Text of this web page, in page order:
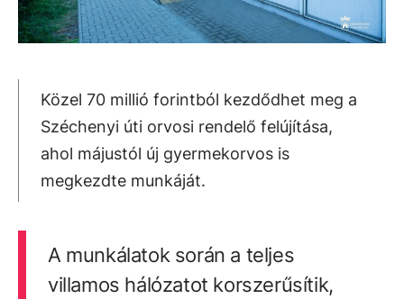
Közel 70 millió forintból kezdődhet meg a
Széchenyi úti orvosi rendelő felújítása,
ahol májustól új gyermekorvos is
megkezdte munkáját.
A munkálatok során a teljes
villamos hálózatot korszerűsítik,